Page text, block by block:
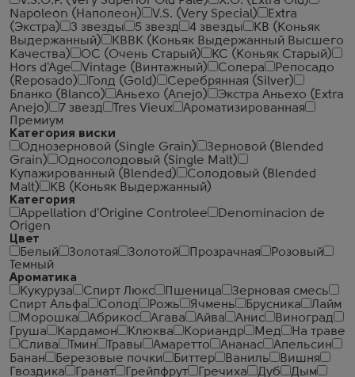
Napoleon (Наполеон)
V.S. (Very Special)
Extra
(Экстра)
3 звезды 5 звезд 4 звезды
КВ (Коньяк
Выдержанный)
КВВК (Коньяк Выдержанный Высшего
Качества)
ОС (Очень Старый)
КС (Коньяк Старый)
Hors d'Age
Vintage (Винтажный) Солера
Репосадо
(Reposado)
Голд (Gold)
Серебрянная (Silver)
Бланко (Blanco)
Аньехо (Anejo)
Экстра Аньехо (Extra
Anejo)
7 звезд Tres Vieux
Ароматизированная
Премиум
Категория виски
Однозерновой (Single Grain)
Зерновой (Blended
Grain)
Односолодовый (Single Malt)
Купажированный (Blended)
Солодовый (Blended
Malt)
КВ (Коньяк Выдержанный)
Категория
Appellation d'Origine Controlee
Denominacion de
Origen
Цвет
Белый
Золотая Золотой Прозрачная
Розовый
Темный
Ароматика
Кукуруза
Спирт Люкс Пшеница
Зерновая смесь
Спирт Альфа
Солод Рожь Ячмень Брусника
Лайм
Морошка
Абрикос Агава Айва Анис
Виноград
Груша
Кардамон Клюква Кориандр Мед
На траве
Слива
Тмин Травы Амаретто Ананас
Апельсин
Банан
Березовые почки Биттер Ваниль
Вишня
Гвоздика
Гранат Грейпфрут Гречиха Дуб
Дым